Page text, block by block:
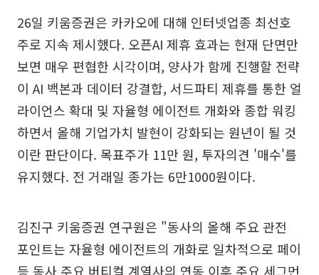
26일 키움증권은 카카오에 대해 인터넷업종 최선호
주로 지속 제시했다. 오픈AI 제휴 효과는 현재 단면만
보면 매우 편협한 시각이며, 양사가 함께 진행할 전략
이 AI 백본과 데이터 강결합, 서드파티 제휴를 통한 얼
라이언스 확대 및 자율형 에이전트 개화와 종합 워킹
하면서 올해 기업가치 발현이 강화되는 원년이 될 것
이란 판단이다. 목표주가 11만 원, 투자의견 '매수'를
유지했다. 전 거래일 종가는 6만1000원이다.
김진구 키움증권 연구원은 "동사의 올해 주요 관전
포인트는 자율형 에이전트의 개화로 일차적으로 페이
등 동사 주요 버티컬 계열사의 연동 이후 주요 세그먼